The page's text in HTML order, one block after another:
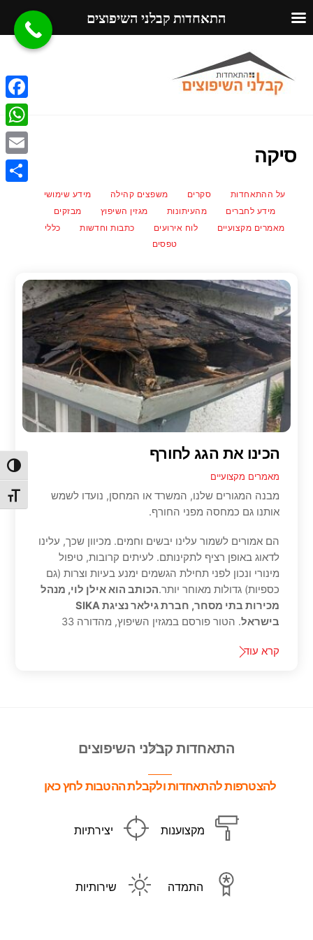
מתג
content
סיקה
על ההתאחדות סקרים משפצים קהילה
מידע שימושי
מידע לחברים
מהעיתונות מגזין השיפוץ
מבזקים
מאמרים מקצועיים
לוח אירועים כתבות וחדשות
כללי
טפסים
הכינו את הגג לחורף
מאמרים מקצועיים
מבנה המגורים שלנו, המשרד או המחסן, נועדו לשמש
אותנו גם כמחסה מפני החורף.
הם אמורים לשמור עלינו יבשים וחמים. מכיוון שכך, עלינו
לדאוג באופן רציף לתקינותם. לעיתים קרובות, טיפול
מינורי ונכון לפני תחילת הגשמים ימנע בעיות וצרות (גם
כספיות) גדולות מאוחר יותר.הכותב הוא אילן לוי, מנהל
מכירות בתי מסחר, חברת גילאר נציגת SIKA
בישראל. הטור פורסם במגזין השיפוץ, מהדורה 33
קרא עוד
Back
To
Top
התאחדות קבלני השיפוצים
להצטרפות להתאחדות ולקבלת ההטבות לחץ כאן
מקצוענות יצירתיות
התמדה שירותיות
F
a
c
e
W
h
a
p
E
e
התאחדות קבלני השיפוצים